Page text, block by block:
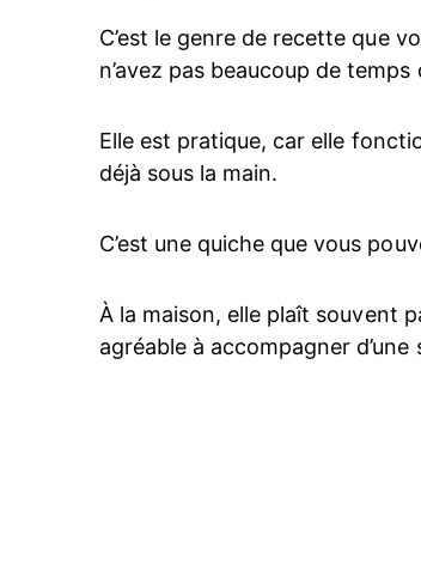
C’est le genre de recette que
n’avez pas beaucoup de
Elle est pratique, car elle
déjà sous la main.
C’est une quiche que vous
À la maison, elle plaît souvent
agréable à accompagner d’une